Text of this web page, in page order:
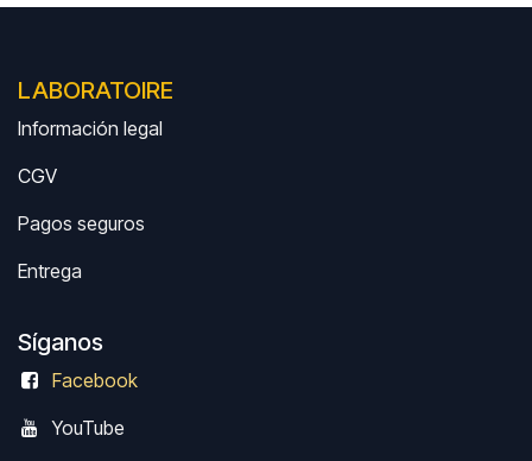
LABORATOIRE
Información legal
CGV
Pagos seguros
Entrega
Síganos
Facebook
YouTube